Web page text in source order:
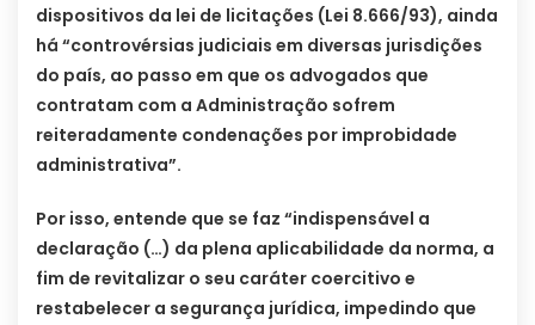
dispositivos da lei de licitações (Lei 8.666/93), ainda
há “controvérsias judiciais em diversas jurisdições
do país, ao passo em que os advogados que
contratam com a Administração sofrem
reiteradamente condenações por improbidade
administrativa”.
Por isso, entende que se faz “indispensável a
declaração (…) da plena aplicabilidade da norma, a
fim de revitalizar o seu caráter coercitivo e
restabelecer a segurança jurídica, impedindo que